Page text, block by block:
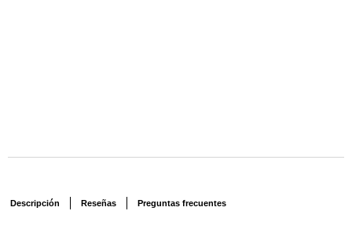
Descripción Reseñas Preguntas frecuentes